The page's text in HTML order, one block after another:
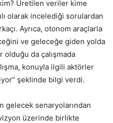
Üretilen veriler kime
olarak incelediği sorulardan
Ayrıca, otonom araçlarla
ve geleceğe giden yolda
olduğu da çalışmada
konuyla ilgili aktörler
şeklinde bilgi verdi.
gelecek senaryolarından
üzerinde birlikte